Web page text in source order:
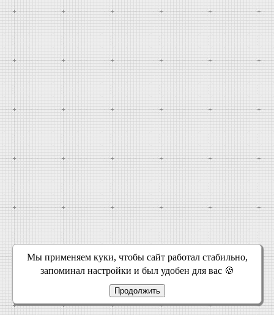
Мы применяем куки, чтобы сайт работал стабильно,
запоминал настройки и был удобен для вас 🍪
Продолжить